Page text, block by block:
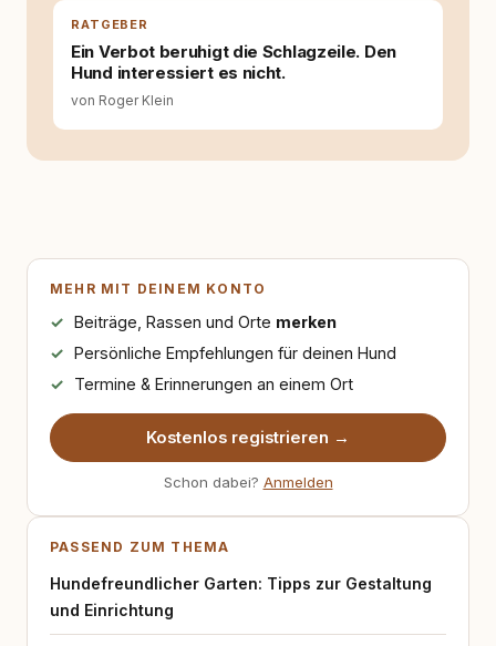
RATGEBER
Ein Verbot beruhigt die Schlagzeile. Den
Hund interessiert es nicht.
von Roger Klein
MEHR MIT DEINEM KONTO
Beiträge, Rassen und Orte merken
Persönliche Empfehlungen für deinen Hund
Termine & Erinnerungen an einem Ort
Kostenlos registrieren →
Schon dabei? Anmelden
PASSEND ZUM THEMA
Hundefreundlicher Garten: Tipps zur Gestaltung
und Einrichtung